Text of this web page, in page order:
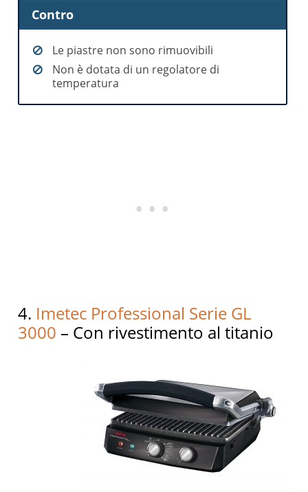
Contro
Le piastre non sono rimuovibili
Non è dotata di un regolatore di
temperatura
4. Imetec Professional Serie GL
3000 – Con rivestimento al titanio